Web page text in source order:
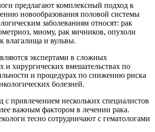
предлагают комплексный подход к
новообразования половой системы
заболеваниям относят: рак
миому, рак яичников, опухоли
влагалища и вульвы.
экспертами в сложных
и хирургических вмешательствах по
и процедурах по снижению риска
болезней.
привлечением нескольких специалистов
важным фактором в лечении рака.
тесно сотрудничают с гематологами